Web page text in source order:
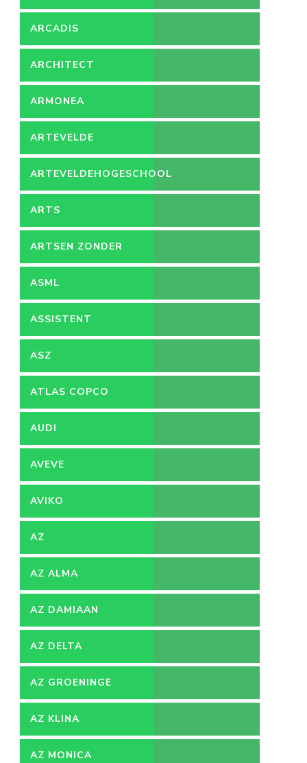
ARCADIS
ARCHITECT
ARMONEA
ARTEVELDE
ARTEVELDEHOGESCHOOL
ARTS
ARTSEN ZONDER
GRENZEN
ASML
ASSISTENT
ACCOUNTANT
ASZ
ATLAS COPCO
AUDI
AVEVE
AVIKO
AZ
AZ ALMA
AZ DAMIAAN
AZ DELTA
AZ GROENINGE
AZ KLINA
AZ MONICA